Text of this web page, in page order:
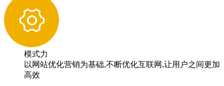
模式力
以网站优化营销为基础,不断优化互联网,让用户之间更加
高效